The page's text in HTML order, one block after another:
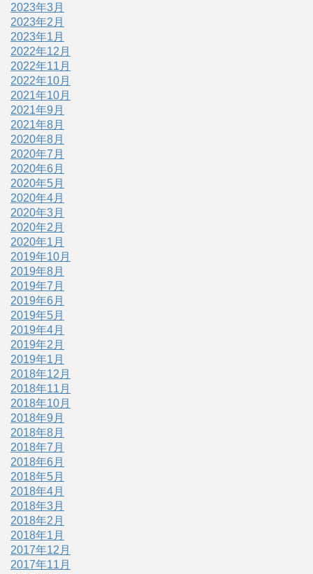
2023年3月
2023年2月
2023年1月
2022年12月
2022年11月
2022年10月
2021年10月
2021年9月
2021年8月
2020年8月
2020年7月
2020年6月
2020年5月
2020年4月
2020年3月
2020年2月
2020年1月
2019年10月
2019年8月
2019年7月
2019年6月
2019年5月
2019年4月
2019年2月
2019年1月
2018年12月
2018年11月
2018年10月
2018年9月
2018年8月
2018年7月
2018年6月
2018年5月
2018年4月
2018年3月
2018年2月
2018年1月
2017年12月
2017年11月